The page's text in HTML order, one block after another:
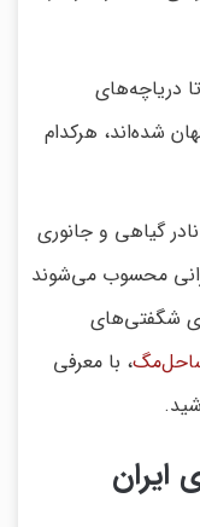
دریاچه‌های
شده‌اند، هرکدام
گیاهی و جانوری
محسوب می‌شوند
شگفتی‌های
، با معرفی
ایران